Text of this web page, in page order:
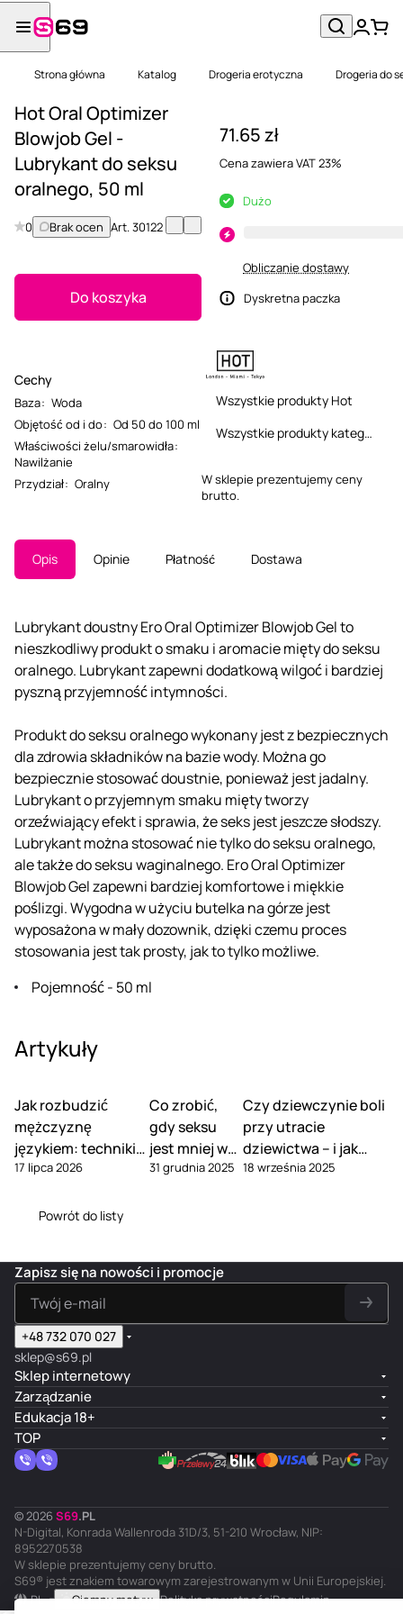
Strona główna Katalog Drogeria erotyczna Drogeria do
Hot Oral Optimizer
Blowjob Gel -
Lubrykant do seksu
oralnego, 50 ml
0 Brak ocen Art.30122
Do koszyka
Cechy
Baza: Woda
Objętość od i do: Od 50 do 100 ml
Właściwości żelu/smarowidła:
Nawilżanie
Przydział: Oralny
71.65 zł
Cena zawiera VAT 23%
Dużo
Obliczanie dostawy
Dyskretna paczka
Wszystkie produkty Hot
Wszystkie produkty kategorii
W sklepie prezentujemy ceny
brutto.
Opis Opinie Płatność Dostawa
Lubrykant doustny Ero Oral Optimizer Blowjob Gel to
nieszkodliwy produkt o smaku i aromacie mięty do seksu
oralnego. Lubrykant zapewni dodatkową wilgoć i bardziej
pyszną przyjemność intymności.
Produkt do seksu oralnego wykonany jest z bezpiecznych
dla zdrowia składników na bazie wody. Można go
bezpiecznie stosować doustnie, ponieważ jest jadalny.
Lubrykant o przyjemnym smaku mięty tworzy
orzeźwiający efekt i sprawia, że ​​seks jest jeszcze słodszy.
Lubrykant można stosować nie tylko do seksu oralnego,
ale także do seksu waginalnego. Ero Oral Optimizer
Blowjob Gel zapewni bardziej komfortowe i miękkie
poślizgi. Wygodna w użyciu butelka na górze jest
wyposażona w mały dozownik, dzięki czemu proces
stosowania jest tak prosty, jak to tylko możliwe.
Pojemność - 50 ml
Artykuły
Jak rozbudzić
mężczyznę
językiem: techniki
seksu oralnego
17 lipca 2026
Co zrobić,
gdy seksu
jest mniej w
związku
31 grudnia 2025
Czy dziewczynie boli
przy utracie
dziewictwa – i jak
tego uniknąć
18 września 2025
Powrót do listy
Zapisz się na nowości i promocje
+48 732 070 027
sklep@s69.pl
Sklep internetowy
Zarządzanie
Edukacja 18+
TOP
© 2026 S69.PL
N-Digital, Konrada Wallenroda 31D/3, 51-210 Wrocław, NIP:
8952270538
W sklepie prezentujemy ceny brutto.
S69® jest znakiem towarowym zarejestrowanym w Unii Europejskiej.
PL
Ciemny motyw Polityka prywatnościRegulamin